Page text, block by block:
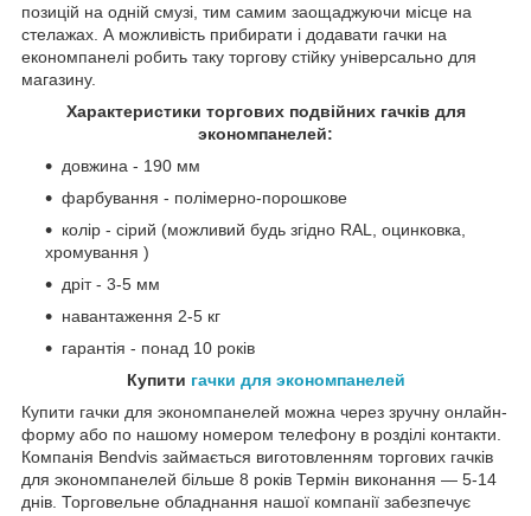
позицій на одній смузі, тим самим заощаджуючи місце на
стелажах. А можливість прибирати і додавати гачки на
економпанелі робить таку торгову стійку універсально для
магазину.
Характеристики торгових подвійних гачків для
экономпанелей:
довжина - 190 мм
фарбування - полімерно-порошкове
колір - сірий (можливий будь згідно RAL, оцинковка,
хромування )
дріт - 3-5 мм
навантаження 2-5 кг
гарантія - понад 10 років
Купити гачки для экономпанелей
Купити гачки для экономпанелей можна через зручну онлайн-
форму або по нашому номером телефону в розділі контакти.
Компанія Bendvis займається виготовленням торгових гачків
для экономпанелей більше 8 років Термін виконання — 5-14
днів. Торговельне обладнання нашої компанії забезпечує